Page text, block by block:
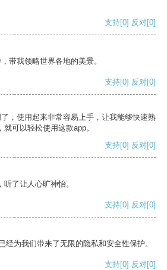
支持[0] 反对[0]
带我领略世界各地的美景。
支持[0] 反对[0]
，使用起来非常容易上手，让我能够快速熟
可以轻松使用这款app。
支持[0] 反对[0]
了让人心旷神怡。
支持[0] 反对[0]
经为我们带来了无限的隐私和安全性保护。
支持[0] 反对[0]